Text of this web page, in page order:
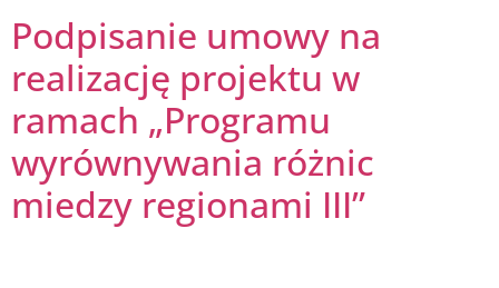
Podpisanie umowy na
realizację projektu w
ramach „Programu
wyrównywania różnic
miedzy regionami III”